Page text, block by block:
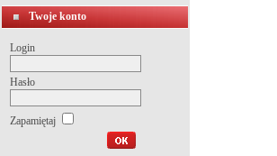
Twoje konto
Login
Hasło
Zapamiętaj